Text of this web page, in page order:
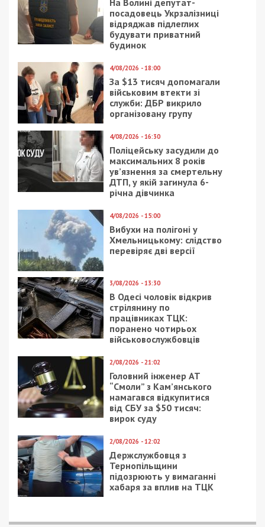
4/09/2019 - 14:19
Миллионер из Днепра
рассказал о факапах в
бизнесе
31/08/2018 - 13:30
Как школьнику
получить ученический
билет в Днепре
22/01/2020 - 13:00
В Днепре полицейский
мужчине с
наркотиками за 12
тысяч гривен
14/03/2023 - 12:00
Електроенергії
достатньо для потреб
відключень майже
немає – Міненерго
8/08/2026 - 13:00
Військовослужбовець і троє цивільних заробляли на
на Дніпропетровщині